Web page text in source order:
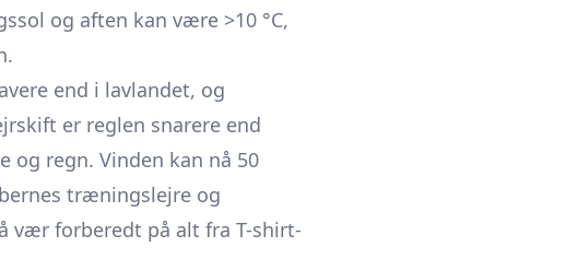
og aften kan være >10 °C,
end i lavlandet, og
er reglen snarere end
og regn. Vinden kan nå 50
træningslejre og
vær forberedt på alt fra T-shirt-